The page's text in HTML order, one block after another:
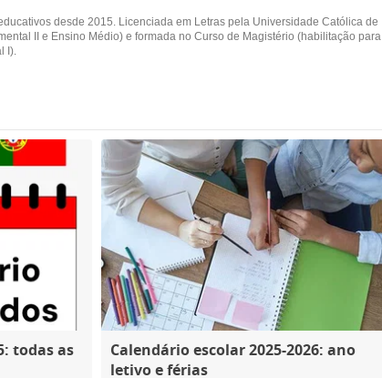
desde 2015. Licenciada em Letras pela Universidade Católica de
II e Ensino Médio) e formada no Curso de Magistério (habilitação para
I).
todas as
Calendário escolar 2025-2026: ano
letivo e férias